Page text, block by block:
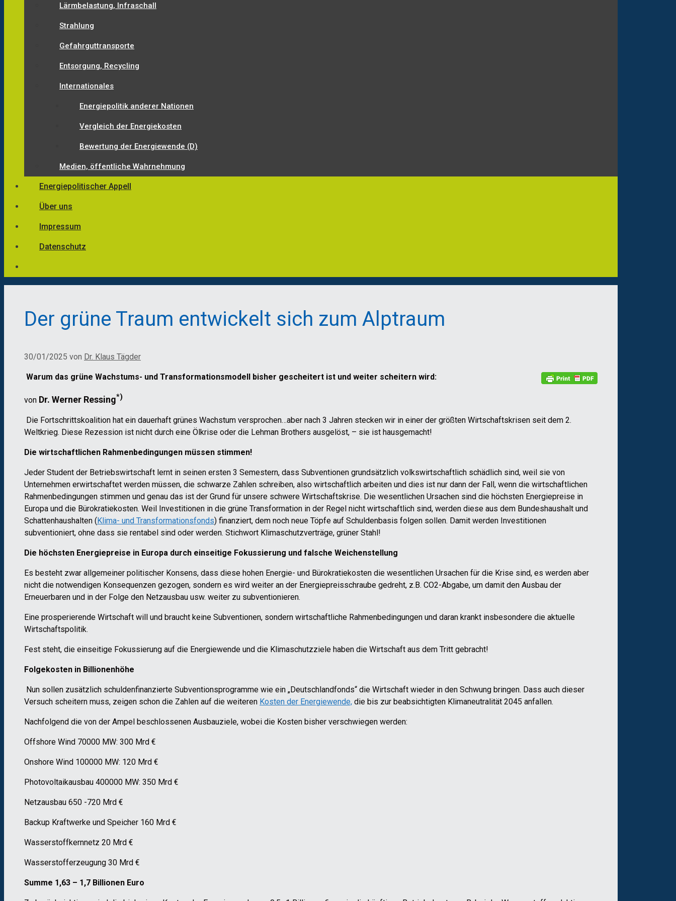
Lärmbelastung, Infraschall
Strahlung
Gefahrguttransporte
Entsorgung, Recycling
Internationales
Energiepolitik anderer Nationen
Vergleich der Energiekosten
Bewertung der Energiewende (D)
Medien, öffentliche Wahrnehmung
Energiepolitischer Appell
Über uns
Impressum
Datenschutz
Der grüne Traum entwickelt sich zum Alptraum
30/01/2025 von Dr. Klaus Tägder
Warum das grüne Wachstums- und Transformationsmodell bisher gescheitert ist und weiter scheitern wird:
von Dr. Werner Ressing*)
Die Fortschrittskoalition hat ein dauerhaft grünes Wachstum versprochen…aber nach 3 Jahren stecken wir in einer der größten Wirtschaftskrisen seit dem 2.
Weltkrieg. Diese Rezession ist nicht durch eine Ölkrise oder die Lehman Brothers ausgelöst, – sie ist hausgemacht!
Die wirtschaftlichen Rahmenbedingungen müssen stimmen!
Jeder Student der Betriebswirtschaft lernt in seinen ersten 3 Semestern, dass Subventionen grundsätzlich volkswirtschaftlich schädlich sind, weil sie von
Unternehmen erwirtschaftet werden müssen, die schwarze Zahlen schreiben, also wirtschaftlich arbeiten und dies ist nur dann der Fall, wenn die wirtschaftlichen
Rahmenbedingungen stimmen und genau das ist der Grund für unsere schwere Wirtschaftskrise. Die wesentlichen Ursachen sind die höchsten Energiepreise in
Europa und die Bürokratiekosten. Weil Investitionen in die grüne Transformation in der Regel nicht wirtschaftlich sind, werden diese aus dem Bundeshaushalt und
Schattenhaushalten ( Klima- und Transformationsfonds) finanziert, dem noch neue Töpfe auf Schuldenbasis folgen sollen. Damit werden Investitionen
subventioniert, ohne dass sie rentabel sind oder werden. Stichwort Klimaschutzverträge, grüner Stahl!
Die höchsten Energiepreise in Europa durch einseitige Fokussierung und falsche Weichenstellung
Es besteht zwar allgemeiner politischer Konsens, dass diese hohen Energie- und Bürokratiekosten die wesentlichen Ursachen für die Krise sind, es werden aber
nicht die notwendigen Konsequenzen gezogen, sondern es wird weiter an der Energiepreisschraube gedreht, z.B. CO2-Abgabe, um damit den Ausbau der
Erneuerbaren und in der Folge den Netzausbau usw. weiter zu subventionieren.
Eine prosperierende Wirtschaft will und braucht keine Subventionen, sondern wirtschaftliche Rahmenbedingungen und daran krankt insbesondere die aktuelle
Wirtschaftspolitik.
Fest steht, die einseitige Fokussierung auf die Energiewende und die Klimaschutzziele haben die Wirtschaft aus dem Tritt gebracht!
Folgekosten in Billionenhöhe
Nun sollen zusätzlich schuldenfinanzierte Subventionsprogramme wie ein „Deutschlandfonds“ die Wirtschaft wieder in den Schwung bringen. Dass auch dieser
Versuch scheitern muss, zeigen schon die Zahlen auf die weiteren Kosten der Energiewende, die bis zur beabsichtigten Klimaneutralität 2045 anfallen.
Nachfolgend die von der Ampel beschlossenen Ausbauziele, wobei die Kosten bisher verschwiegen werden:
Offshore Wind 70000 MW: 300 Mrd €
Onshore Wind 100000 MW: 120 Mrd €
Photovoltaikausbau 400000 MW: 350 Mrd €
Netzausbau 650 -720 Mrd €
Backup Kraftwerke und Speicher 160 Mrd €
Wasserstoffkernnetz 20 Mrd €
Wasserstofferzeugung 30 Mrd €
Summe 1,63 – 1,7 Billionen Euro